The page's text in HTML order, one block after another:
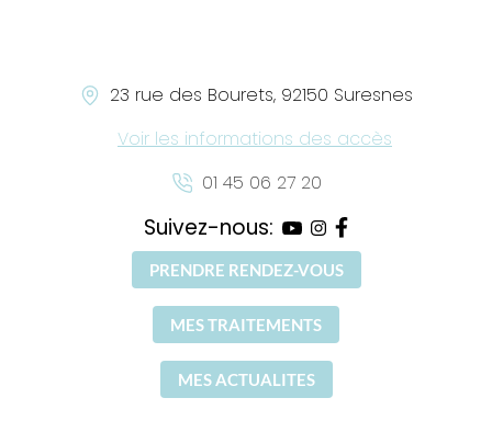
23 rue des Bourets, 92150 Suresnes
Voir les informations des accès
01 45 06 27 20
MES TRAITEMENTS
MES ACTUALITES
Suivez-nous:
PRENDRE RENDEZ-VOUS